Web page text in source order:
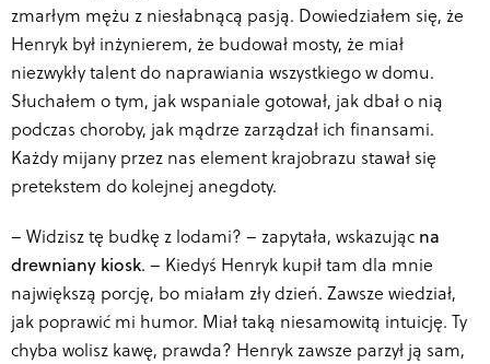
zmarłym mężu z niesłabnącą pasją. Dowiedziałem się, że
Henryk był inżynierem, że budował mosty, że miał
niezwykły talent do naprawiania wszystkiego w domu.
Słuchałem o tym, jak wspaniale gotował, jak dbał o nią
podczas choroby, jak mądrze zarządzał ich finansami.
Każdy mijany przez nas element krajobrazu stawał się
pretekstem do kolejnej anegdoty.
– Widzisz tę budkę z lodami? – zapytała, wskazując na
drewniany kiosk. – Kiedyś Henryk kupił tam dla mnie
największą porcję, bo miałam zły dzień. Zawsze wiedział,
jak poprawić mi humor. Miał taką niesamowitą intuicję. Ty
chyba wolisz kawę, prawda? Henryk zawsze parzył ją sam,